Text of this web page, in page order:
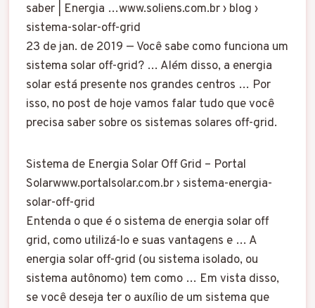
saber | Energia …www.soliens.com.br › blog ›
sistema-solar-off-grid
23 de jan. de 2019 — Você sabe como funciona um
sistema solar off-grid? … Além disso, a energia
solar está presente nos grandes centros … Por
isso, no post de hoje vamos falar tudo que você
precisa saber sobre os sistemas solares off-grid.
Sistema de Energia Solar Off Grid – Portal
Solarwww.portalsolar.com.br › sistema-energia-
solar-off-grid
Entenda o que é o sistema de energia solar off
grid, como utilizá-lo e suas vantagens e … A
energia solar off-grid (ou sistema isolado, ou
sistema autônomo) tem como … Em vista disso,
se você deseja ter o auxílio de um sistema que